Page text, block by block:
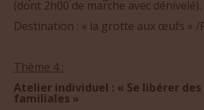
(dont 2h00 de marche avec dénivelé).
Destination : « la grotte aux œufs » /
Thème 4 :
Atelier individuel : « Se libérer
familiales »